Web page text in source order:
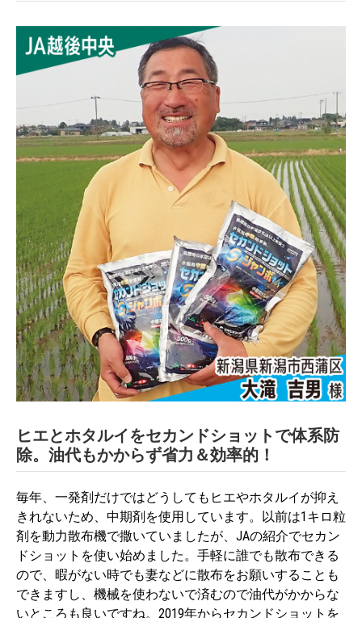
ヒエとホタルイをセカンドショットで体系防
除。油代もかからず省力＆効率的！
毎年、一発剤だけではどうしてもヒエやホタルイが抑え
きれないため、中期剤を使用しています。以前は1キロ粒
剤を動力散布機で撒いていましたが、JAの紹介でセカン
ドショットを使い始めました。手軽に誰でも散布できる
ので、暇がない時でも妻などに散布をお願いすることも
できますし、機械を使わないで済むので油代がかからな
いところも良いですね。2019年からセカンドショットを